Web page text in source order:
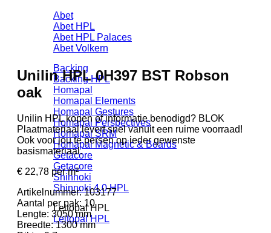
Abet
Abet HPL
Abet HPL Palaces
Abet Volkern
Backing
Backing HPL
Homapal
Homapal Elements
Homapal Gestures
Homapal Perspectives
Homapal SRM
Homapal Magnetic & Boards
Getacore
Getacore
Shinnoki
Shinnoki 4.0 HPL
Leitopal HPL
Leitopal HPL
Unilin HPL 0H397 BST Robson
oak
Unilin HPL kopen of informatie benodigd? BLOK
Plaatmateriaal levert snel vanuit een ruime voorraad!
Ook voor jou te persen op ieder gewenste
basismateriaal.
€ 22,78 per m²
Artikelnummer: 103177
Aantal per pak: 10
Lengte: 3050 mm
Breedte: 1300 mm